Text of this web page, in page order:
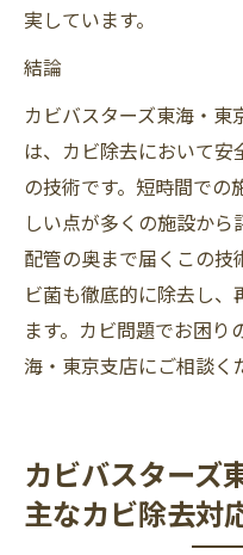
実しています。
結論
カビバスターズ東海・
は、カビ除去において
の技術です。短時間での
しい点が多くの施設から
配管の奥まで届くこの技
ビ菌も徹底的に除去し
ます。カビ問題でお困
海・東京支店にご相談く
カビバスターズ
主なカビ除去対